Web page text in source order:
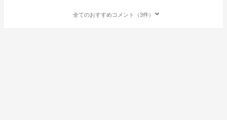
全てのおすすめコメント（3件）